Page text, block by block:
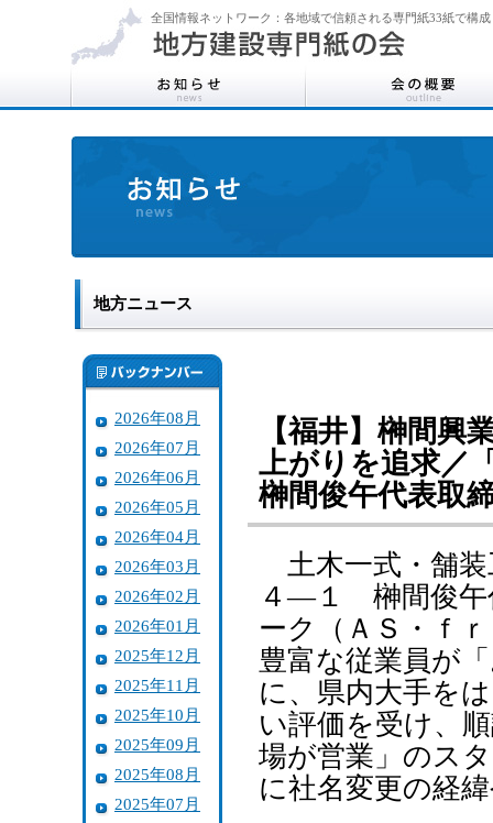
全国情報ネットワーク：各地域で信頼される専門紙33紙で構成
地方ニュース
2026年08月
2026年07月
2026年06月
2026年05月
2026年04月
2026年03月
2026年02月
2026年01月
2025年12月
2025年11月
2025年10月
2025年09月
2025年08月
2025年07月
【福井】榊間興
上がりを追求／
榊間俊午代表取
土木一式・舗装
４―１ 榊間俊午
ーク（ＡＳ・ｆ
豊富な従業員が
に、県内大手を
い評価を受け、
場が営業」のス
に社名変更の経